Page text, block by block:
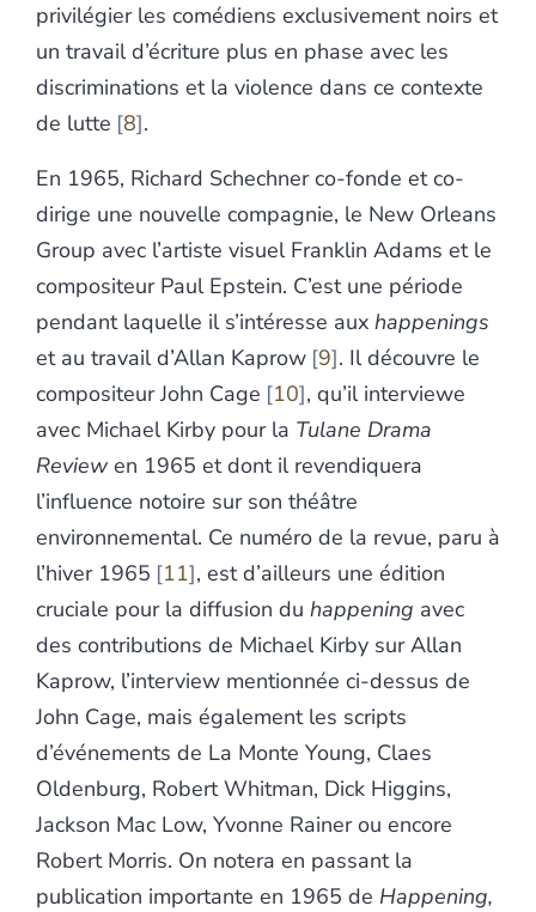
privilégier les comédiens exclusivement noirs et
un travail d’écriture plus en phase avec les
discriminations et la violence dans ce contexte
de lutte 8 .
En 1965, Richard Schechner co-fonde et co-
dirige une nouvelle compagnie, le New Orleans
Group avec l’artiste visuel Franklin Adams et le
compositeur Paul Epstein. C’est une période
pendant laquelle il s’intéresse aux happenings
et au travail d’Allan Kaprow 9 . Il découvre le
compositeur John Cage 10 , qu’il interviewe
avec Michael Kirby pour la Tulane Drama
Reviewen 1965 et dont il revendiquera
l’influence notoire sur son théâtre
environnemental. Ce numéro de la revue, paru à
l’hiver 1965 11 , est d’ailleurs une édition
cruciale pour la diffusion du happening avec
des contributions de Michael Kirby sur Allan
Kaprow, l’interview mentionnée ci-dessus de
John Cage, mais également les scripts
d’événements de La Monte Young, Claes
Oldenburg, Robert Whitman, Dick Higgins,
Jackson Mac Low, Yvonne Rainer ou encore
Robert Morris. On notera en passant la
publication importante en 1965 de Happening,